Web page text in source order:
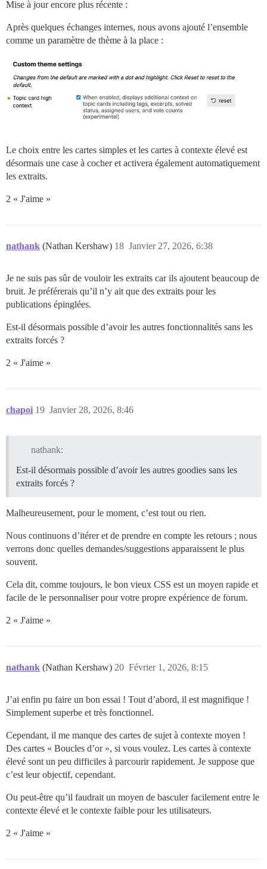
Mise à jour encore plus récente :
Après quelques échanges internes, nous avons ajouté l’ensemble
comme un paramètre de thème à la place :
Le choix entre les cartes simples et les cartes à contexte élevé est
désormais une case à cocher et activera également automatiquement
les extraits.
2 « J'aime »
nathank (Nathan Kershaw) Janvier 27, 2026, 6:38
18
Je ne suis pas sûr de vouloir les extraits car ils ajoutent beaucoup de
bruit. Je préférerais qu’il n’y ait que des extraits pour les
publications épinglées.
Est-il désormais possible d’avoir les autres fonctionnalités sans les
extraits forcés ?
2 « J'aime »
chapoi Janvier 28, 2026, 8:46
19
nathank:
Est-il désormais possible d’avoir les autres goodies sans les
extraits forcés ?
Malheureusement, pour le moment, c’est tout ou rien.
Nous continuons d’itérer et de prendre en compte les retours ; nous
verrons donc quelles demandes/suggestions apparaissent le plus
souvent.
Cela dit, comme toujours, le bon vieux CSS est un moyen rapide et
facile de le personnaliser pour votre propre expérience de forum.
2 « J'aime »
nathank (Nathan Kershaw) Février 1, 2026, 8:15
20
J’ai enfin pu faire un bon essai ! Tout d’abord, il est magnifique !
Simplement superbe et très fonctionnel.
Cependant, il me manque des cartes de sujet à contexte moyen !
Des cartes « Boucles d’or », si vous voulez. Les cartes à contexte
élevé sont un peu difficiles à parcourir rapidement. Je suppose que
c’est leur objectif, cependant.
Ou peut-être qu’il faudrait un moyen de basculer facilement entre le
contexte élevé et le contexte faible pour les utilisateurs.
2 « J'aime »